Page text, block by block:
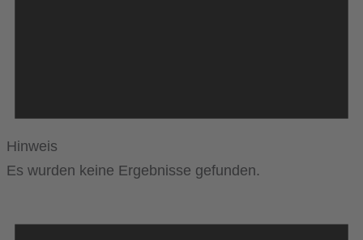
Hinweis
Es wurden keine Ergebnisse gefunden.